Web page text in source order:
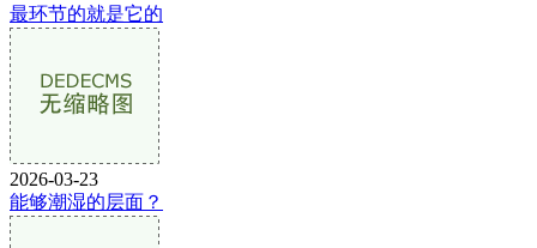
最环节的就是它的
2026-03-23
能够潮湿的层面？